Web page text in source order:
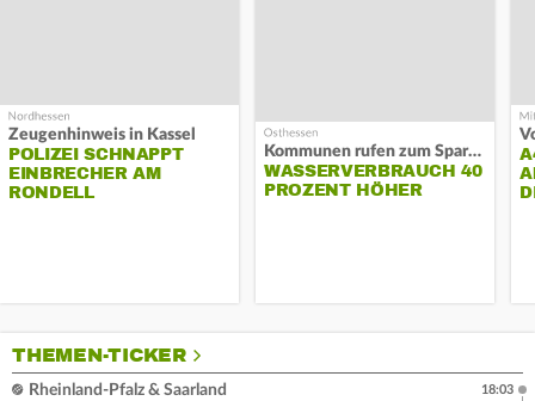
Zeugenhinweis in Kassel
POLIZEI SCHNAPPT
EINBRECHER AM
RONDELL
Kommunen rufen zum Sparen auf
WASSERVERBRAUCH 40
PROZENT HÖHER
THEMEN-TICKER
Rheinland-Pfalz & Saarland
18:03